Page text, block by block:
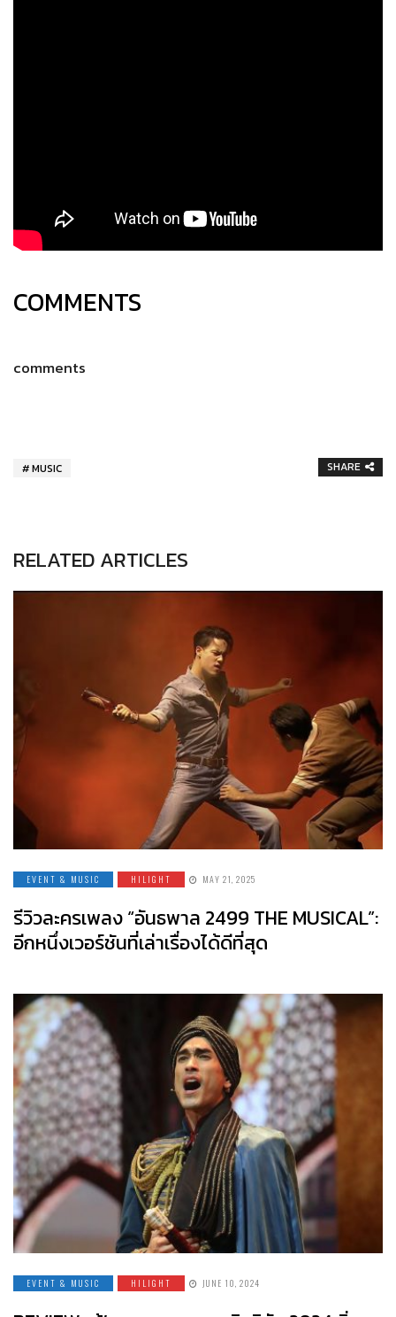
COMMENTS
comments
MUSIC SHARE
RELATED ARTICLES
EVENT & MUSIC HILIGHT MAY 21, 2025
รีวิวละครเพลง “อันธพาล 2499 THE MUSICAL”:
อีกหนึ่งเวอร์ชันที่เล่าเรื่องได้ดีที่สุด
EVENT & MUSIC HILIGHT JUNE 10, 2024